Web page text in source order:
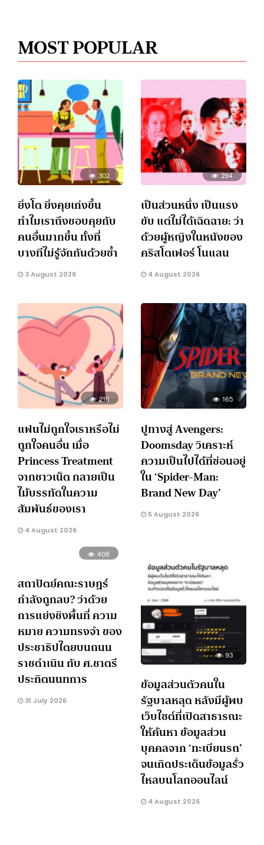
MOST POPULAR
302
ยิ่งโต ยิ่งคุยเก่งขึ้น
ทำไมเราถึงชอบคุยกับ
คนอื่นมากขึ้น ทั้งที่
บางทีไม่รู้จักกันด้วยซ้ำ
3 August 2026
294
เป็นส่วนหนึ่ง เป็นแรง
ขับ แต่ไม่ได้เฉิดฉาย: ว่า
ด้วยผู้หญิงในหนังของ
คริสโตเฟอร์ โนแลน
4 August 2026
216
แฟนไม่ถูกใจเราหรือไม่
ถูกใจคนอื่น เมื่อ
Princess Treatment
จากชาวเน็ต กลายเป็น
ไม้บรรทัดในความ
สัมพันธ์ของเรา
4 August 2026
165
ปูทางสู่ Avengers:
Doomsday วิเคราะห์
ความเป็นไปได้ที่ซ่อนอยู่
ใน ‘Spider-Man:
Brand New Day’
5 August 2026
408
สถาปัตย์คณะราษฎร์
กำลังถูกลบ? ว่าด้วย
การแย่งชิงพื้นที่ ความ
หมาย ความทรงจำ ของ
ประชาธิปไตยบนถนน
ราชดำเนิน กับ ศ.ชาตรี
ประกิตนนทการ
31 July 2026
93
ข้อมูลส่วนตัวคนใน
รัฐบาลหลุด หลังมีผู้พบ
เว็บไซต์ที่เปิดสาธารณะ
ให้ค้นหา ข้อมูลส่วน
บุคคลจาก ‘ทะเบียนรถ’
จนเกิดประเด็นข้อมูลรั่ว
ไหลบนโลกออนไลน์
4 August 2026